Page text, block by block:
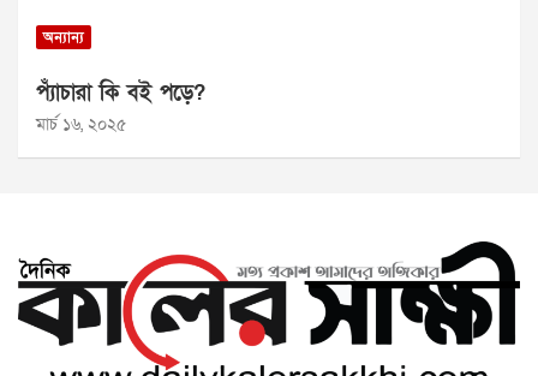
অন্যান্য
প্যাঁচারা কি বই পড়ে?
মার্চ ১৬, ২০২৫